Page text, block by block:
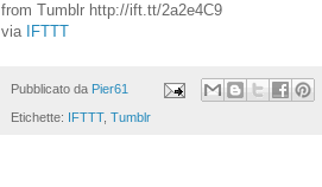
from Tumblr http://ift.tt/2a2e4C9
via IFTTT
Pubblicato da Pier61
Etichette: IFTTT, Tumblr